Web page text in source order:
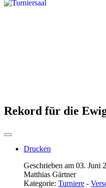
Rekord für die
Drucken
Geschrieben am 03. Juni
Matthias Gärtner
Kategorie: Turniere -